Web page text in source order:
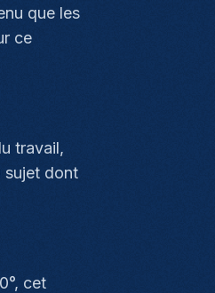
que les
ce
travail,
sujet dont
cet